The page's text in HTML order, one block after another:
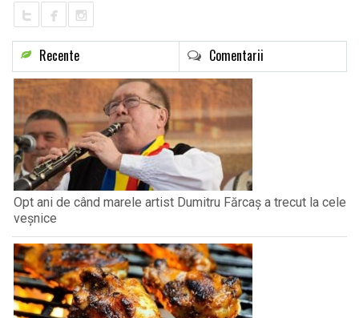
Recente Comentarii
Opt ani de când marele artist Dumitru Fărcaș a trecut la cele
veșnice